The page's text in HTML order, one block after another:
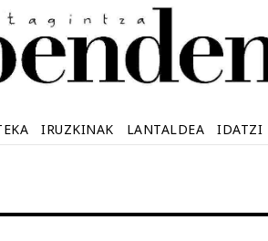
IRUZKINAK LANTALDEA IDATZI